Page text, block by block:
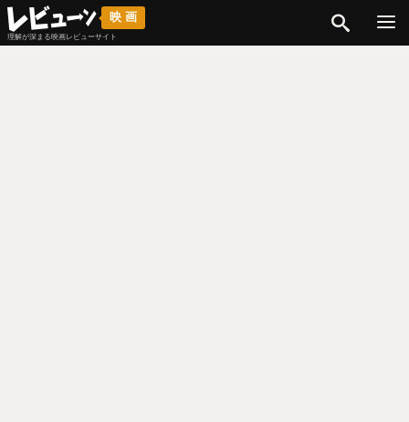
映画
理解が深まる映画レビューサイト